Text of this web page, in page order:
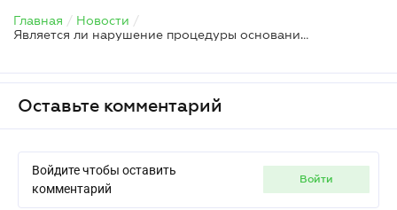
Главная / Новости /
Является ли нарушение процедуры основанием для отмены НУР: позиция Верховного Суда
Оставьте комментарий
Войдите чтобы оставить
комментарий
войти